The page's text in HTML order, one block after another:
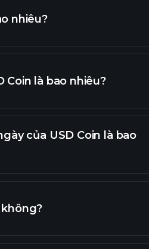
nhiêu?
Coin là bao nhiêu?
sách tiền điện tử
của USD Coin là bao